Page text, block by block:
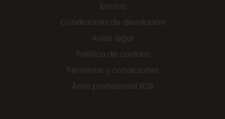
Envíos
Condiciones de devolución
Aviso legal
Política de cookies
Términos y condiciones
Área profesional B2B